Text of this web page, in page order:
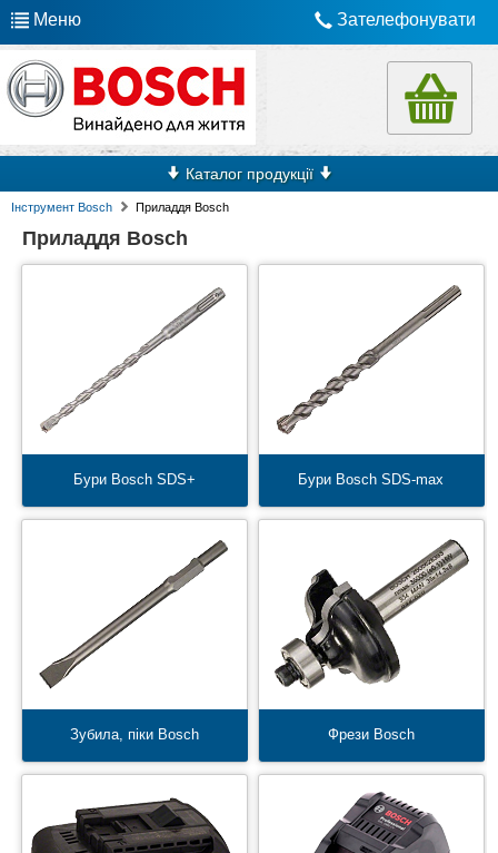
Меню Зателефонувати
Каталог продукції
Інструмент Bosch Приладдя Bosch
Приладдя Bosch
Бури Bosch SDS+ Бури Bosch SDS-max
Зубила, піки Bosch Фрези Bosch